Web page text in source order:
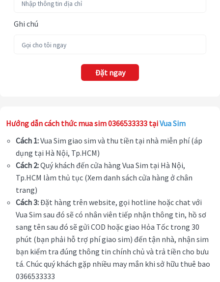
Ghi chú
Đặt ngay
Hướng dẫn cách thức mua sim 0366533333 tạiVua Sim
Cách 1:Vua Sim giao sim và thu tiền tại nhà miễn phí (áp
dụng tại Hà Nội, Tp.HCM)
Cách 2:Quý khách đến cửa hàng Vua Sim tại Hà Nội,
Tp.HCM làm thủ tục (Xem danh sách cửa hàng ở chân
trang)
Cách 3:Đặt hàng trên website, gọi hotline hoặc chat với
Vua Sim sau đó sẽ có nhân viên tiếp nhận thông tin, hồ sơ
sang tên sau đó sẽ gửi COD hoặc giao Hỏa Tốc trong 30
phút (bạn phải hỗ trợ phí giao sim) đến tận nhà, nhận sim
bạn kiểm tra đúng thông tin chính chủ và trả tiền cho bưu
tá. Chúc quý khách gặp nhiều may mắn khi sở hữu thuê bao
0366533333